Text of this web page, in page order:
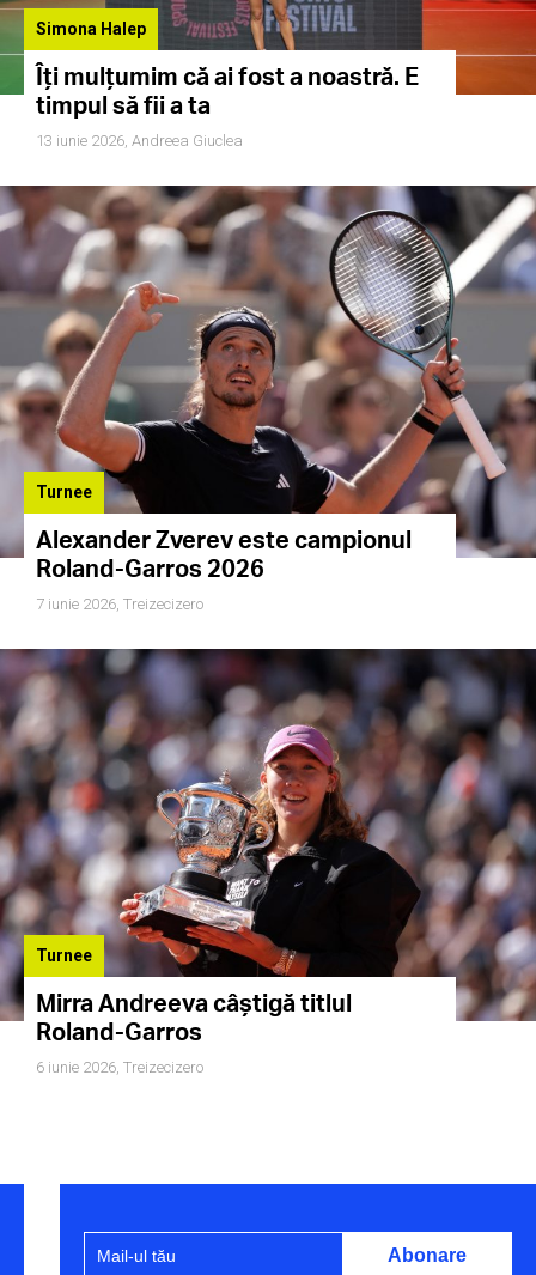
Simona Halep
Îți mulțumim că ai fost a noastră. E
timpul să fii a ta
13 iunie 2026, Andreea Giuclea
Turnee
Alexander Zverev este campionul
Roland-Garros 2026
7 iunie 2026, Treizecizero
Turnee
Mirra Andreeva câștigă titlul
Roland-Garros
6 iunie 2026, Treizecizero